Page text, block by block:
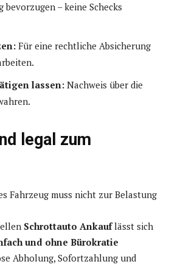
bevorzugen – keine Schecks
Für eine rechtliche Absicherung
lassen: Nachweis über die
legal zum
Fahrzeug muss nicht zur Belastung
Schrottauto Ankauflässt sich
und ohne Bürokratie
Abholung, Sofortzahlung und